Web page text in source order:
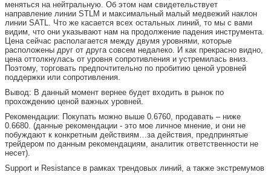
меняться на нейтральную. Об этом нам свидетельствует
направление линии STLM и максимальный малый медвежий наклон
линии SATL. Что же касается всех остальных линий, то мы с вами
видим, что они указывают нам на продолжение падения инструмента.
Цена сейчас располагается между двумя уровнями, которые
расположены друг от друга совсем недалеко. И как прекрасно видно,
цена оттолкнулась от уровня сопротивления и устремилась вниз.
Поэтому, торговать предпочтительно по пробитию ценой уровней
поддержки или сопротивления.
Вывод: В данный момент вернее будет входить в рынок по
прохождению ценой важных уровней.
Рекомендации: Покупать можно выше 0.6760, продавать – ниже
0.6680. (данные рекомендации - это мое личное мнение, и они не
побуждают к конкретным действиям…за действия, предпринятые
трейдером по данным рекомендациям, аналитик ответственности не
несет).
Support и Resistance в рамках трендовых линий, а также экстремумов